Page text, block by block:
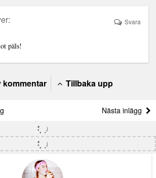
päls!
Svara
kommentar Tillbaka upp
Nästa inlägg